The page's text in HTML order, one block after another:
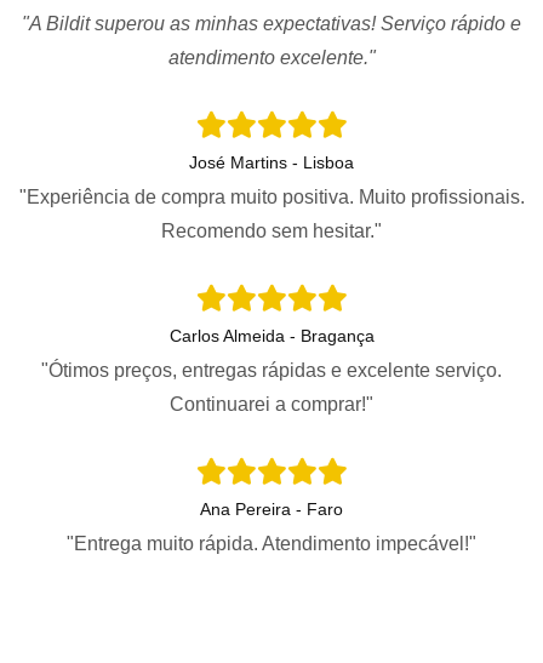
"A Bildit superou as minhas expectativas! Serviço rápido e
atendimento excelente."
José Martins - Lisboa
"Experiência de compra muito positiva. Muito profissionais.
Recomendo sem hesitar."
Carlos Almeida - Bragança
"Ótimos preços, entregas rápidas e excelente serviço.
Continuarei a comprar!"
Ana Pereira - Faro
"Entrega muito rápida. Atendimento impecável!"